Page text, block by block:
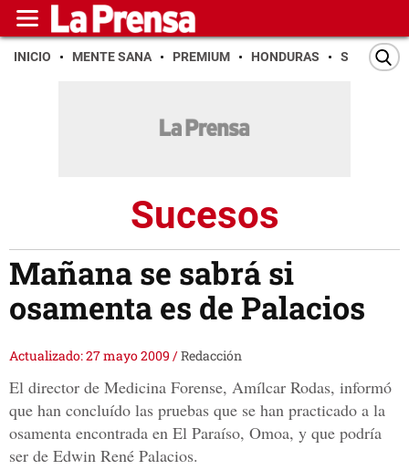
INICIO MENTE SANA PREMIUM HONDURAS SAN PEDRO
Sucesos
Mañana se sabrá si
osamenta es de Palacios
Actualizado: 27 mayo 2009 /Redacción
El director de Medicina Forense, Amílcar Rodas, informó
que han concluído las pruebas que se han practicado a la
osamenta encontrada en El Paraíso, Omoa, y que podría
ser de Edwin René Palacios.